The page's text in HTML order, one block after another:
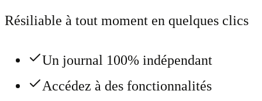
Résiliable à tout moment en quelques clics
Un journal 100% indépendant
Accédez à des fonctionnalités